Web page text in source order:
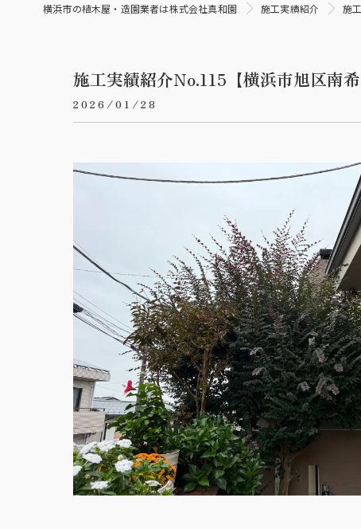
横浜市の植木屋・造園業者は株式会社真和園 施工実績紹介 施
施工実績紹介No.115【横浜市旭区南
2026/01/28